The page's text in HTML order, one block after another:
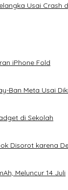
Usai Crash
iPhone Fold
Ban Meta Usai
di Sekolah
Disorot karena
Meluncur 14 Juli